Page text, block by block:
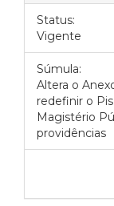
Status:
Vigente
Súmula:
Altera o
redefinir o
Magistério
providências